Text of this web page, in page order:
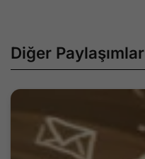
Diğer Paylaşımlar